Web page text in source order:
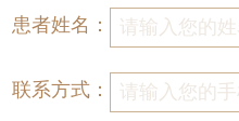
患者姓名：
联系方式：